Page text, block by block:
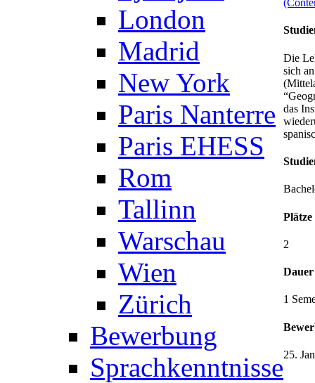
London
Madrid
New York
Paris Nanterre
Paris EHESS
Rom
Tallinn
Warschau
Wien
Zürich
Bewerbung
Sprachkenntnisse
Die
sich
das
Plätze
2
Dauer
1
25.